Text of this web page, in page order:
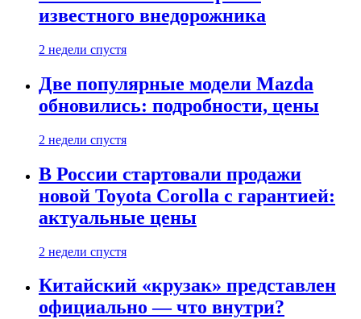
известного внедорожника
2 недели спустя
Две популярные модели Mazda
обновились: подробности, цены
2 недели спустя
В России стартовали продажи
новой Toyota Corolla с гарантией:
актуальные цены
2 недели спустя
Китайский «крузак» представлен
официально — что внутри?